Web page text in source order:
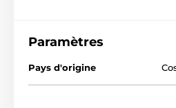
Paramètres
Pays d'origine